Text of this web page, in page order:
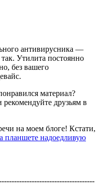
антивирусника —
Утилита постоянно
без вашего
материал?
рекомендуйте друзьям в
на моем блоге! Кстати,
планшете надоедливую